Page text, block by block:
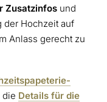
Zusatzinfos und
der Hochzeit auf
Anlass gerecht zu
die Details für die